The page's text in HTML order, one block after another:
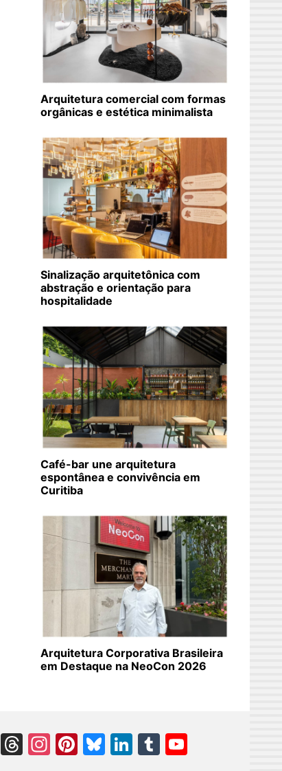
Arquitetura comercial com formas
orgânicas e estética minimalista
Sinalização arquitetônica com
abstração e orientação para
hospitalidade
Café-bar une arquitetura
espontânea e convivência em
Curitiba
Arquitetura Corporativa Brasileira
em Destaque na NeoCon 2026
Facebook
Threads
Instagram
Pinterest
Bluesky
LinkedIn
Tumblr